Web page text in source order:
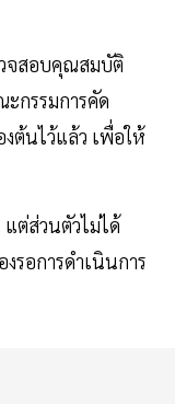
จสอบคุณสมบัติ
กรรมการคัด
ต้นไว้แล้ว เพื่อให้
ต่ส่วนตัวไม่ได้
รอการดำเนินการ